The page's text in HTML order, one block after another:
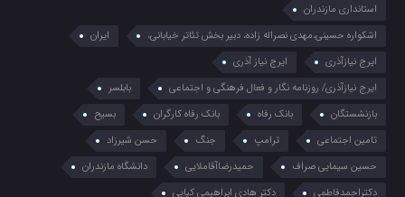
استانداری مازندران
اشکواره حسینی،مهدی نصراله زاده، دبیر بخش تئاتر خیابانی،
ایران
ایرج نیازآذری
ایرج نیاز آذری
ایرج نیازآذری/ روزنامه نگار و فعال فرهنگی و اجتماعی
بابلسر
بازنشستگان
بانک رفاه بانک رفاه کارگران
بسیح
تامین اجتماعی
ترامپ جنگ
حسن شیرزاد
حسین سیمایی صراف
حمیدرضاآقاملایی
دانشگاه مازندران
دکتراحمدفاطمی
دکتر هادی ابراهیمی کیاپی